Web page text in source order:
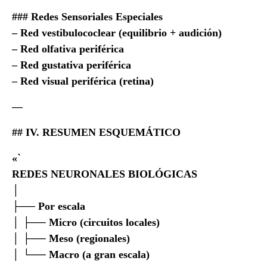
### Redes Sensoriales Especiales
– Red vestibulococlear (equilibrio + audición)
– Red olfativa periférica
– Red gustativa periférica
– Red visual periférica (retina)
—
## IV. RESUMEN ESQUEMÁTICO
«`
REDES NEURONALES BIOLÓGICAS
├── Por escala
│ ├── Micro (circuitos locales)
│ ├── Meso (regionales)
│ └── Macro (a gran escala)